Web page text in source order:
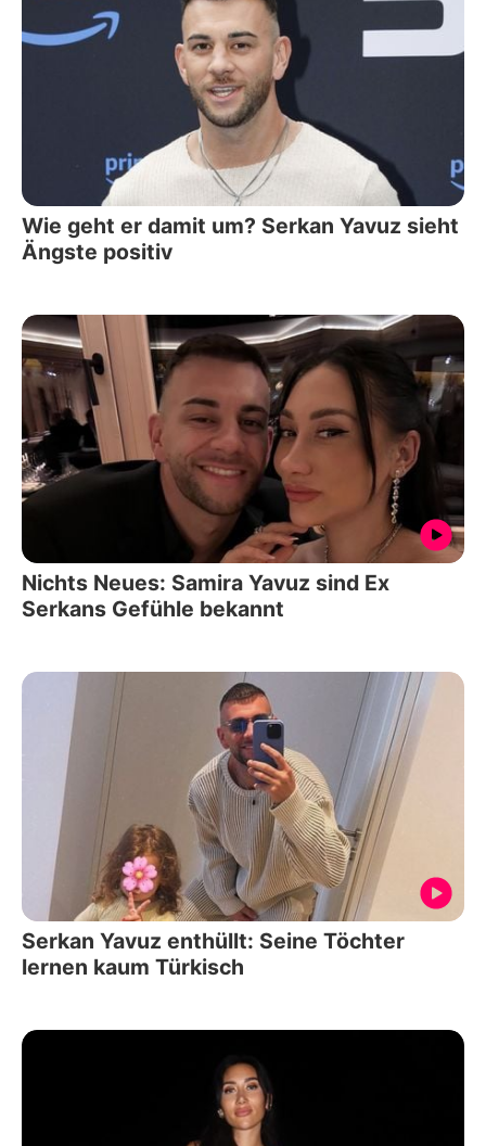
Wie geht er damit um? Serkan Yavuz sieht
Ängste positiv
Nichts Neues: Samira Yavuz sind Ex
Serkans Gefühle bekannt
Serkan Yavuz enthüllt: Seine Töchter
lernen kaum Türkisch